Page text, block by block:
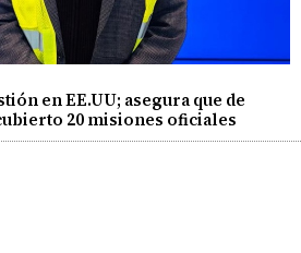
en EE.UU; asegura que de
20 misiones oficiales